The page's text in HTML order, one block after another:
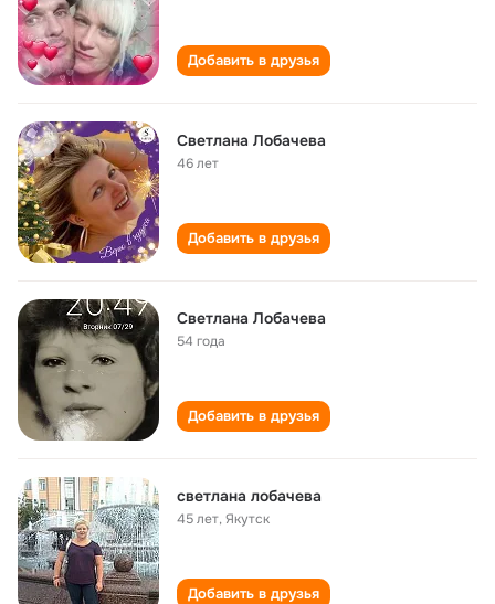
Добавить в друзья
Светлана Лобачева
46 лет
Добавить в друзья
Светлана Лобачева
54 года
Добавить в друзья
светлана лобачева
45 лет,Якутск
Добавить в друзья